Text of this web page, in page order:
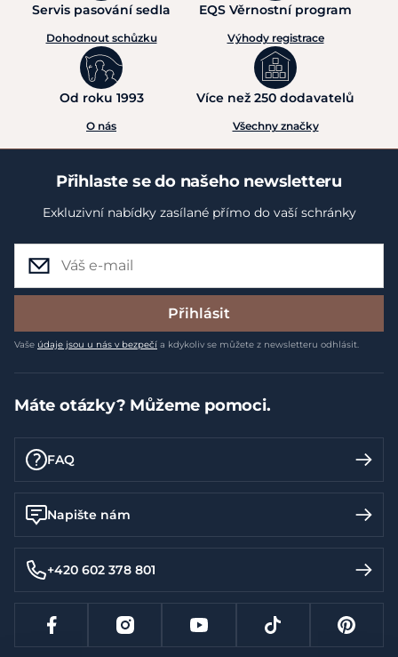
Servis pasování sedla
Dohodnout schůzku
EQS Věrnostní program
Výhody registrace
Od roku 1993
O nás
Více než 250 dodavatelů
Všechny značky
Přihlaste se do našeho newsletteru
Exkluzivní nabídky zasílané přímo do vaší schránky
Přihlásit
Vaše údaje jsou u nás v bezpečí a kdykoliv se můžete z newsletteru odhlásit.
Máte otázky? Můžeme pomoci.
FAQ
Napište nám
+420 602 378 801